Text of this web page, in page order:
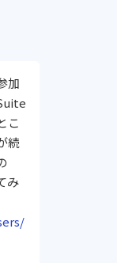
加
こ
続
み